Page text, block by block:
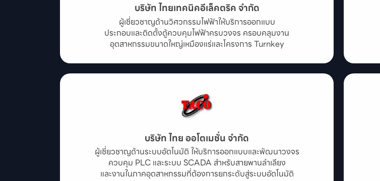
บริษัท ไทยเทคนิคอีเล็คตริค จำกัด
ผู้เชี่ยวชาญด้านวิศวกรรมไฟฟ้าให้บริการออกแบบ
ประกอบและติดตั้งตู้ควบคุมไฟฟ้าครบวงจร ครอบคลุมงาน
อุตสาหกรรมขนาดใหญ่เหมืองแร่และโครงการ Turnkey
บริษัท ไทย ออโตเมชั่น จำกัด
ผู้เชี่ยวชาญด้านระบบอัตโนมัติ ให้บริการออกแบบและพัฒนาวงจร
ควบคุม PLC และระบบ SCADA สำหรับสายพานลำเลียง
และงานในภาคอุตสาหกรรมที่ต้องการยกระดับสู่ระบบอัตโนมัติ